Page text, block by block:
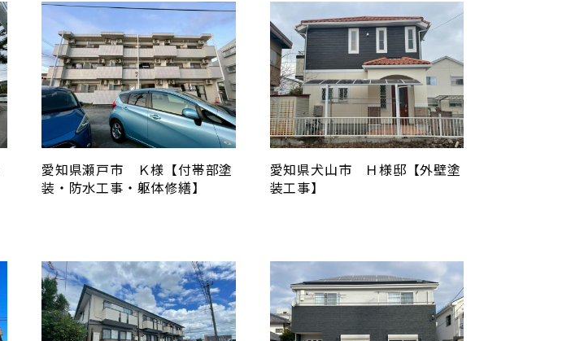
愛知県瀬戸市 Ｋ様【付帯部塗
装・防水工事・躯体修繕】
愛知県犬山市 Ｈ様邸【外壁塗
装工事】